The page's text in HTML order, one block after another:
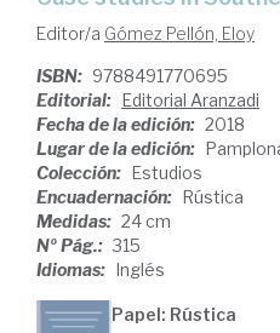
Editor/a Gómez Pellón, Eloy
ISBN: 9788491770695
Editorial: Editorial Aranzadi
Fecha de la edición: 2018
Lugar de la edición:
Colección: Estudios
Encuadernación: Rústica
Medidas: 24 cm
Nº Pág.: 315
Idiomas: Inglés
Papel: Rústica